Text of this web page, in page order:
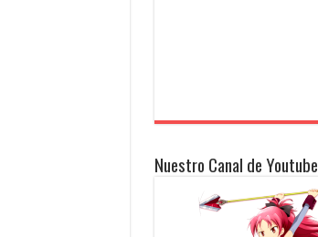
Nuestro Canal de Youtube